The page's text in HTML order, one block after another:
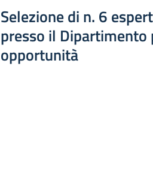
Selezione di n. 6
presso il Dipartimento
opportunità